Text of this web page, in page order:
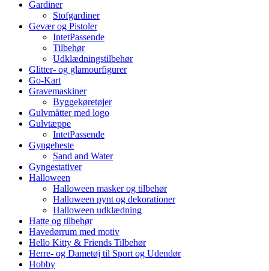
Gardiner
Stofgardiner
Gevær og Pistoler
IntetPassende
Tilbehør
Udklædningstilbehør
Glitter- og glamourfigurer
Go-Kart
Gravemaskiner
Byggekøretøjer
Gulvmåtter med logo
Gulvtæppe
IntetPassende
Gyngeheste
Sand and Water
Gyngestativer
Halloween
Halloween masker og tilbehør
Halloween pynt og dekorationer
Halloween udklædning
Hatte og tilbehør
Havedørrum med motiv
Hello Kitty & Friends Tilbehør
Herre- og Dametøj til Sport og Udendør
Hobby